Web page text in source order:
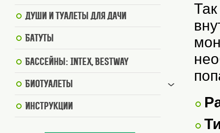
Души и туалеты для дачи
Батуты
Бассейны: Intex, BestWay
Биотуалеты
Инструкции